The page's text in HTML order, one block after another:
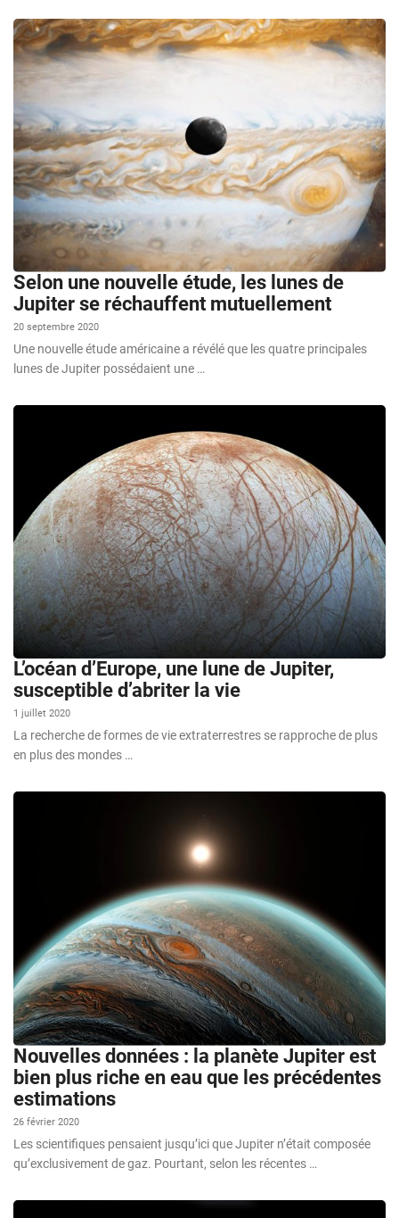
Selon une nouvelle étude, les lunes de
Jupiter se réchauffent mutuellement
20 septembre 2020
Une nouvelle étude américaine a révélé que les quatre principales
lunes de Jupiter possédaient une …
L’océan d’Europe, une lune de Jupiter,
susceptible d’abriter la vie
1 juillet 2020
La recherche de formes de vie extraterrestres se rapproche de plus
en plus des mondes …
Nouvelles données : la planète Jupiter est
bien plus riche en eau que les précédentes
estimations
26 février 2020
Les scientifiques pensaient jusqu’ici que Jupiter n’était composée
qu’exclusivement de gaz. Pourtant, selon les récentes …